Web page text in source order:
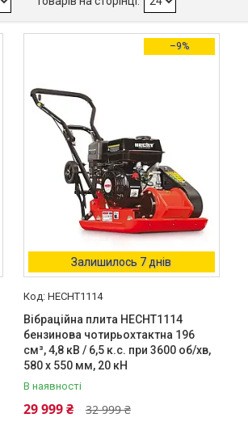
–9%
Залишилось 7 днів
HECHT1114
Вібраційна плита HECHT1114
бензинова чотирьохтактна 196
см³, 4,8 кВ / 6,5 к.с. при 3600 об/хв,
580 х 550 мм, 20 кН
В наявності
32 999 ₴
29 999 ₴